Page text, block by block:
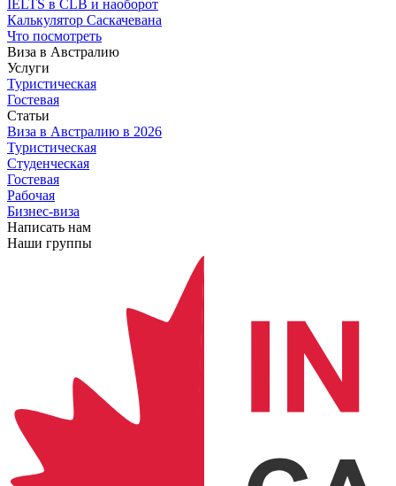
IELTS в CLB и наоборот
Калькулятор Саскачевана
Что посмотреть
Виза в Австралию
Услуги
Туристическая
Гостевая
Статьи
Виза в Австралию в 2026
Туристическая
Студенческая
Гостевая
Рабочая
Бизнес-виза
Написать нам
Наши группы